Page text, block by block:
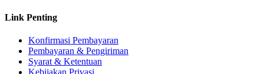
Link Penting
Konfirmasi Pembayaran
Pembayaran & Pengiriman
Syarat & Ketentuan